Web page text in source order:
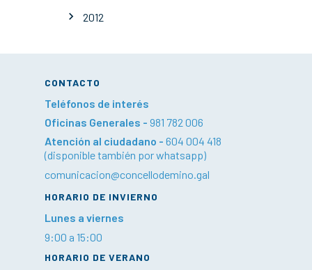
2012
CONTACTO
Teléfonos de interés
Oficinas Generales - 981 782 006
Atención al ciudadano - 604 004 418
(disponible también por whatsapp)
comunicacion@concellodemino.gal
HORARIO DE INVIERNO
Lunes a viernes
9:00 a 15:00
HORARIO DE VERANO